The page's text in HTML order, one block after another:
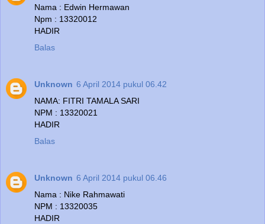
Nama : Edwin Hermawan
Npm : 13320012
HADIR
Balas
Unknown 6 April 2014 pukul 06.42
NAMA: FITRI TAMALA SARI
NPM : 13320021
HADIR
Balas
Unknown 6 April 2014 pukul 06.46
Nama : Nike Rahmawati
NPM : 13320035
HADIR